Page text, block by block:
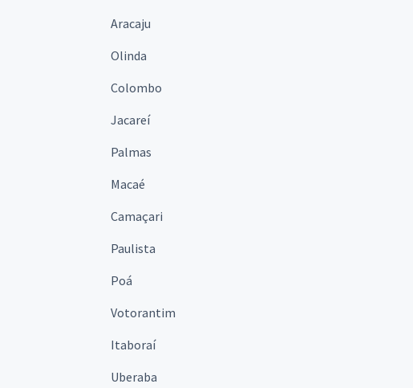
Aracaju
Olinda
Colombo
Jacareí
Palmas
Macaé
Camaçari
Paulista
Poá
Votorantim
Itaboraí
Uberaba